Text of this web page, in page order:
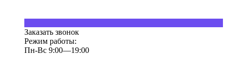
Заказать звонок
Режим работы:
Пн-Вс 9:00—19:00